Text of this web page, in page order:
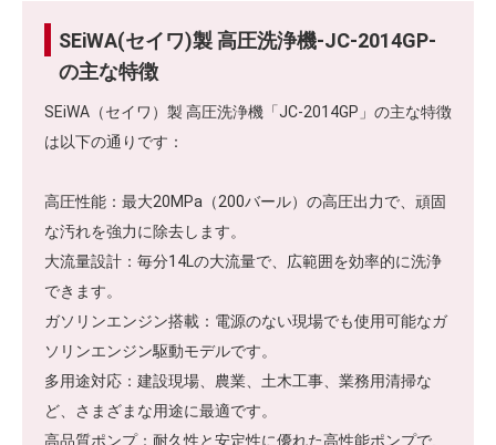
SEiWA(セイワ)製 高圧洗浄機-JC-2014GP-
の主な特徴
SEiWA（セイワ）製 高圧洗浄機「JC-2014GP」の主な特徴
は以下の通りです：
高圧性能：最大20MPa（200バール）の高圧出力で、頑固
な汚れを強力に除去します。
大流量設計：毎分14Lの大流量で、広範囲を効率的に洗浄
できます。
ガソリンエンジン搭載：電源のない現場でも使用可能なガ
ソリンエンジン駆動モデルです。
多用途対応：建設現場、農業、土木工事、業務用清掃な
ど、さまざまな用途に最適です。
高品質ポンプ：耐久性と安定性に優れた高性能ポンプで、